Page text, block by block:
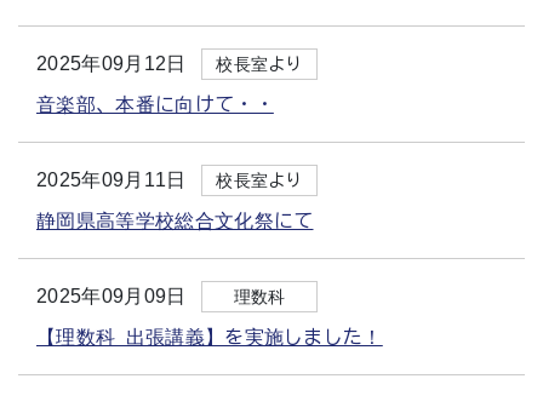
2025年09月12日 校長室より
音楽部、本番に向けて・・
2025年09月11日 校長室より
静岡県高等学校総合文化祭にて
2025年09月09日 理数科
【理数科 出張講義】を実施しました！